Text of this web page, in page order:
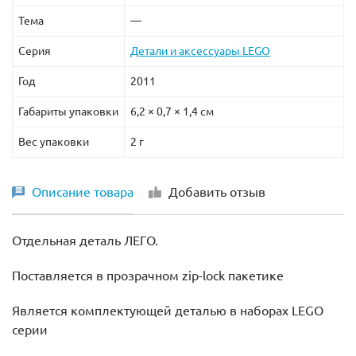
Тема —
Серия Детали и аксессуары LEGO
Год 2011
Габариты упаковки 6,2 × 0,7 × 1,4 см
Вес упаковки 2 г
Описание товара Добавить отзыв
Отдельная деталь ЛЕГО.
Поставляется в прозрачном zip-lock пакетике
Является комплектующей деталью в наборах LEGO
серии